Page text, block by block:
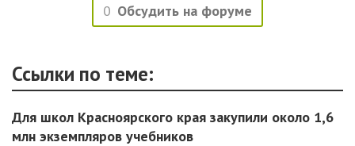
0 Обсудить на форуме
Ссылки по теме:
Для школ Красноярского края закупили около 1,6
млн экземпляров учебников